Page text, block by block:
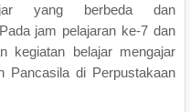
yang berbeda dan
jam pelajaran ke-7 dan
kegiatan belajar mengajar
Pancasila di Perpustakaan